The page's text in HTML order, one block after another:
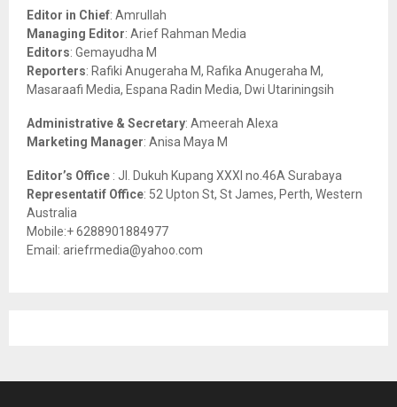
o
r
:
Editor in Chief: Amrullah
Managing Editor: Arief Rahman Media
Editors: Gemayudha M
Reporters: Rafiki Anugeraha M, Rafika Anugeraha M,
Masaraafi Media, Espana Radin Media, Dwi Utariningsih
Administrative & Secretary: Ameerah Alexa
Marketing Manager: Anisa Maya M
Editor’s Office : Jl. Dukuh Kupang XXXI no.46A Surabaya
Representatif Office: 52 Upton St, St James, Perth, Western
Australia
Mobile:+ 6288901884977
Email: ariefrmedia@yahoo.com